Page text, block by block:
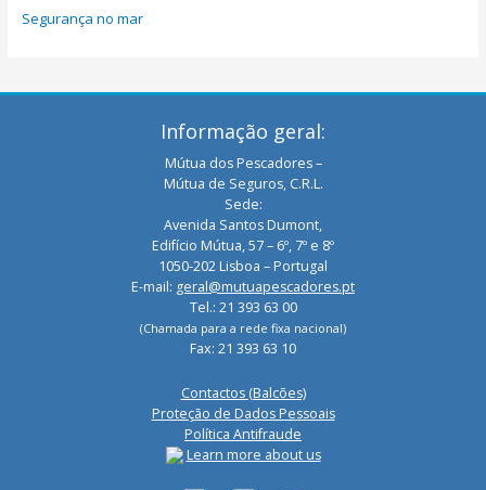
Segurança no mar
Informação geral:
Mútua dos Pescadores –
Mútua de Seguros, C.R.L.
Sede:
Avenida Santos Dumont,
Edifício Mútua, 57 – 6º, 7º e 8º
1050-202 Lisboa – Portugal
E-mail: geral@mutuapescadores.pt
Tel.: 21 393 63 00
(Chamada para a rede fixa nacional)
Fax: 21 393 63 10
Contactos (Balcões)
Proteção de Dados Pessoais
Política Antifraude
Learn more about us